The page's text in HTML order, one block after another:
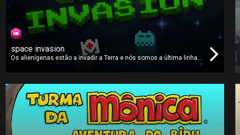
space invasion
Os alienígenas estão a invadir a Terra e nós somos a última linha
de defesa. Proteja o seu planeta destruindo todos os invasores
os seuspower-upsdevidamente para os derrotar e salvar a Terra!!